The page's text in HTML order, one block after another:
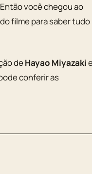
você chegou ao
filme para saber tudo
deHayao Miyazaki
conferir as